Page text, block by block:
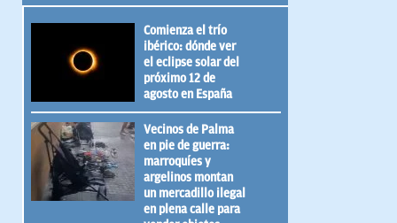
Comienza el trío
ibérico: dónde ver
el eclipse solar del
próximo 12 de
agosto en España
Vecinos de Palma
en pie de guerra:
marroquíes y
argelinos montan
un mercadillo ilegal
en plena calle para